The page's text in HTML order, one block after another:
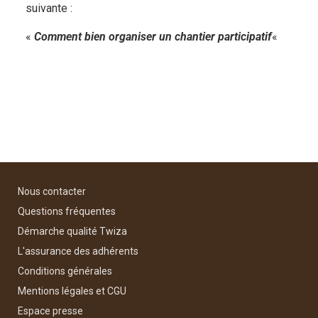
suivante :
« Comment bien organiser un chantier participatif«
Nous contacter
Questions fréquentes
Démarche qualité Twiza
L'assurance des adhérents
Conditions générales
Mentions légales et CGU
Espace presse